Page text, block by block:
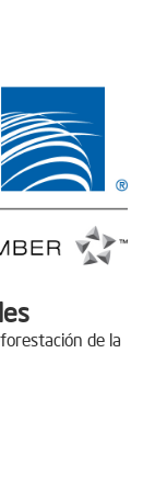
de la
Vivas